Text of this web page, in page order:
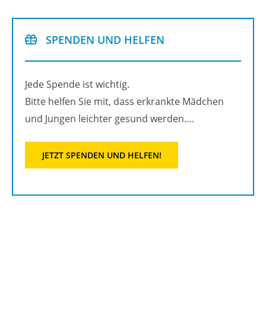
SPEN­DEN UND HEL­FEN
Jede Spen­de ist wich­tig.
Bitte hel­fen Sie mit, dass er­krank­te Mäd­chen
und Jun­gen leich­ter ge­sund wer­den….
JETZT SPEN­DEN UND HEL­FEN!